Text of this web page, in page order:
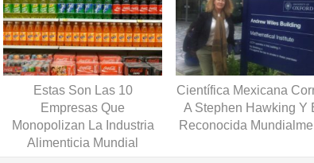
Estas Son Las 10
Empresas Que
Monopolizan La Industria
Alimenticia Mundial
Científica Mexicana
A Stephen Hawking Y
Reconocida